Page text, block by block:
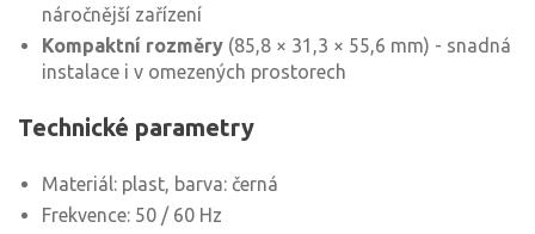
náročnější zařízení
Kompaktní rozměry (85,8 × 31,3 × 55,6 mm) - snadná
instalace i v omezených prostorech
Technické parametry
Materiál: plast, barva: černá
Frekvence: 50 / 60 Hz